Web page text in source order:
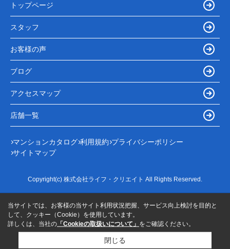
トップページ
スタッフ
お客様の声
ブログ
アクセスマップ
店舗一覧
マンションカタログ 利用規約 プライバシーポリシー
サイトマップ
Copyright(c) 株式会社ライフ・クリエイト All Rights Reserved.
当サイトでは、お客様の当サイト利用状況把握、サービス向上検討を目的と
して、クッキー（Cookie）を使用しています。
詳しくは、当社の 「Cookieの取扱いについて」 をご確認ください。
閉じる